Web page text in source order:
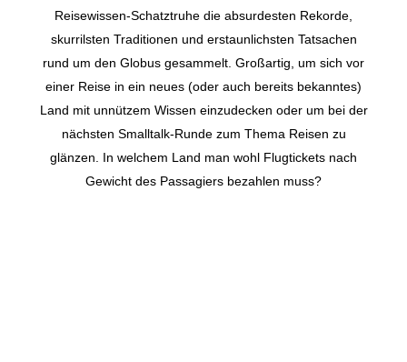
Reisewissen-Schatztruhe die absurdesten Rekorde,
skurrilsten Traditionen und erstaunlichsten Tatsachen
rund um den Globus gesammelt. Großartig, um sich vor
einer Reise in ein neues (oder auch bereits bekanntes)
Land mit unnützem Wissen einzudecken oder um bei der
nächsten Smalltalk-Runde zum Thema Reisen zu
glänzen. In welchem Land man wohl Flugtickets nach
Gewicht des Passagiers bezahlen muss?